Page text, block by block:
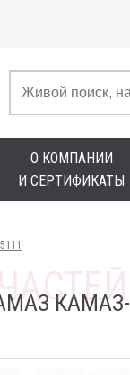
О КОМПАНИИ
И СЕРТИФИКАТЫ